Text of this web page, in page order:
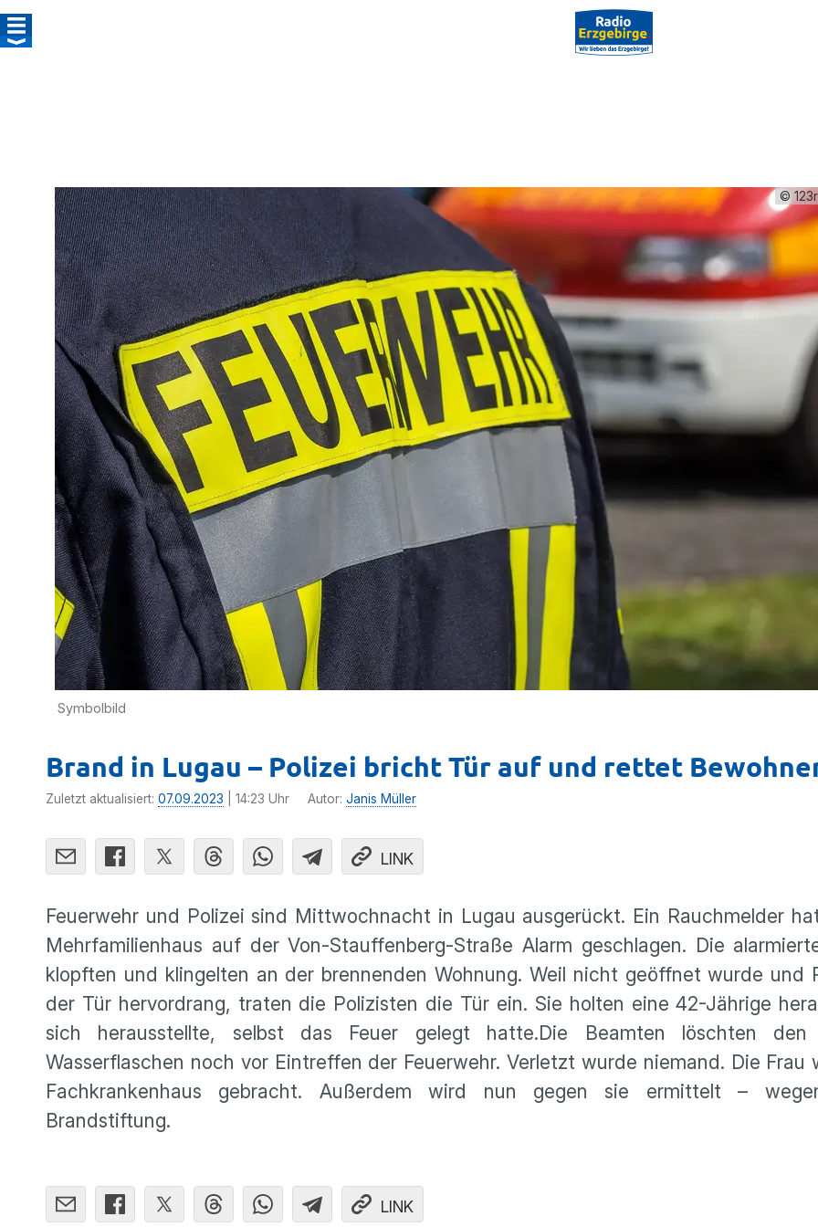
©
Symbolbild
Brand in Lugau – Polizei bricht Tür auf und rettet
Zuletzt aktualisiert: 07.09.2023 | 14:23 Uhr Autor: Janis Müller
LINK
Feuerwehr und Polizei sind Mittwochnacht in Lugau ausgerückt. Ein Rauchmelder
Mehrfamilienhaus auf der Von-Stauffenberg-Straße Alarm geschlagen. Die
klopften und klingelten an der brennenden Wohnung. Weil nicht geöffnet wurde und
der Tür hervordrang, traten die Polizisten die Tür ein. Sie holten eine 42-Jährige
sich herausstellte, selbst das Feuer gelegt hatte.Die Beamten löschten
Wasserflaschen noch vor Eintreffen der Feuerwehr. Verletzt wurde niemand. Die Frau
Fachkrankenhaus gebracht. Außerdem wird nun gegen sie ermittelt –
Brandstiftung.
LINK